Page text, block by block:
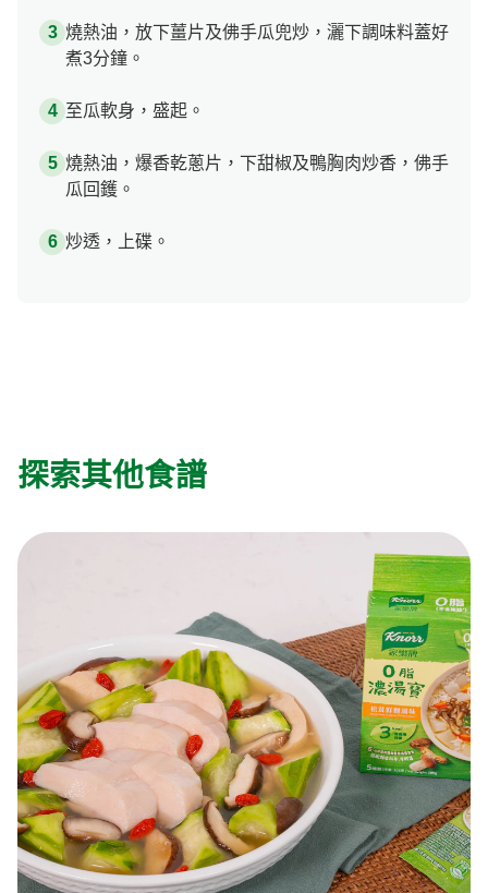
燒熱油，放下薑片及佛手瓜兜炒，灑下調味料蓋好
煮3分鐘。
至瓜軟身，盛起。
燒熱油，爆香乾蔥片，下甜椒及鴨胸肉炒香，佛手
瓜回鑊。
炒透，上碟。
探索其他食譜